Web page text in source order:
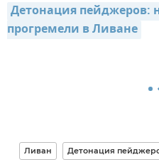
Детонация пейджеров:
прогремели в Ливане
Ливан Детонация